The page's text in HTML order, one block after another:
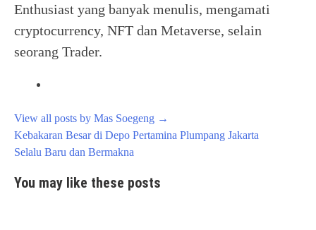
Enthusiast yang banyak menulis, mengamati
cryptocurrency, NFT dan Metaverse, selain
seorang Trader.
View all posts by Mas Soegeng →
Post
navigation
Kebakaran Besar di Depo Pertamina Plumpang Jakarta
Selalu Baru dan Bermakna
You may like these posts